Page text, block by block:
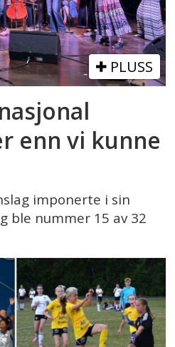
PLUSS
enn vi kunne
imponerte i sin
ble nummer 15 av 32